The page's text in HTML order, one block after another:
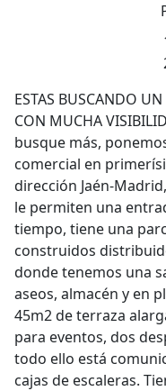
ESTAS BUSCANDO
CON MUCHA
busque más,
comercial en
dirección Jaén-
le permiten una
tiempo, tiene una
construidos
donde tenemos una
aseos, almacén y en
45m2 de terraza
para eventos, dos
todo ello está
cajas de escaleras.